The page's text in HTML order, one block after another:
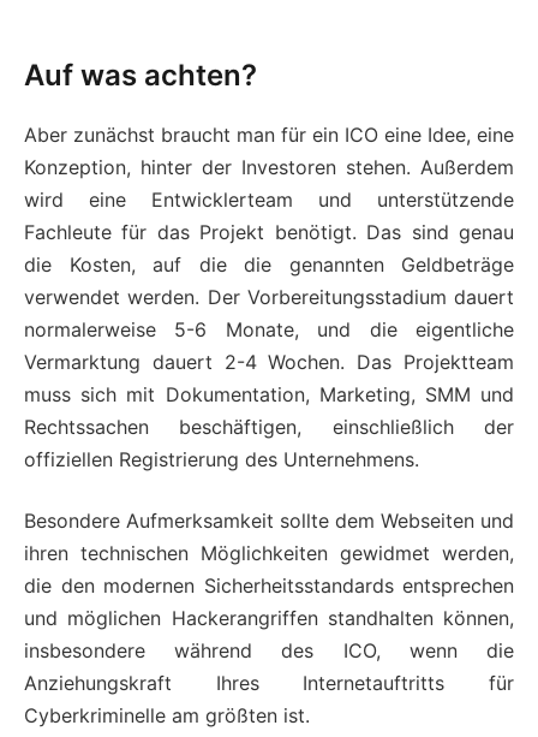
Auf was achten?
Aber zunächst braucht man für ein ICO eine Idee, eine
Konzeption, hinter der Investoren stehen. Außerdem
wird eine Entwicklerteam und unterstützende
Fachleute für das Projekt benötigt. Das sind genau
die Kosten, auf die die genannten Geldbeträge
verwendet werden. Der Vorbereitungsstadium dauert
normalerweise 5-6 Monate, und die eigentliche
Vermarktung dauert 2-4 Wochen. Das Projektteam
muss sich mit Dokumentation, Marketing, SMM und
Rechtssachen beschäftigen, einschließlich der
offiziellen Registrierung des Unternehmens.
Besondere Aufmerksamkeit sollte dem Webseiten und
ihren technischen Möglichkeiten gewidmet werden,
die den modernen Sicherheitsstandards entsprechen
und möglichen Hackerangriffen standhalten können,
insbesondere während des ICO, wenn die
Anziehungskraft Ihres Internetauftritts für
Cyberkriminelle am größten ist.